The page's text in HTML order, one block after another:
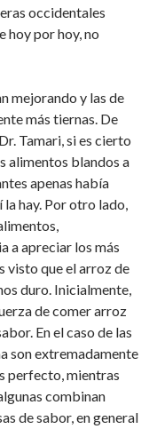
occidentales
hoy por hoy, no
mejorando y las de
más tiernas. De
Tamari, si es cierto
alimentos blandos a
apenas había
hay. Por otro lado,
a apreciar los más
visto que el arroz de
duro. Inicialmente,
de comer arroz
En el caso de las
son extremadamente
perfecto, mientras
combinan
de sabor, en general